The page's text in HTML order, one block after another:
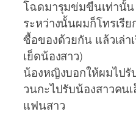
โฉดมารุมข่มขืนเท่านั้น
ระหว่างนั้นผมก็โทรเรี
ซื้อของด้วยกัน แล้วเล่า
เย็ดน้องสาว)
น้องหญิงบอกให้ผมไป
วนกะไปรับน้องสาวคน
แฟนสาว